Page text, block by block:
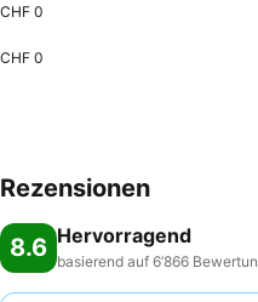
CHF 0
CHF 0
Rezensionen
8.6 Hervorragend
basierend auf 6’866